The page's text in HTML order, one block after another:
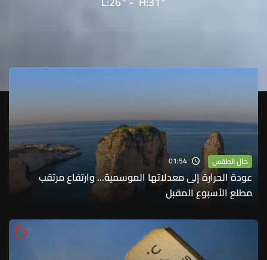
حال الطقس 01:54
عودة الحرارة إلى معدلاتها الموسمية... وارتفاع مرتقب
مطلع الأسبوع المقبل